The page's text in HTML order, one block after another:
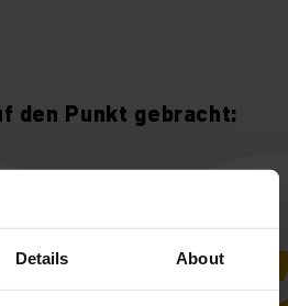
Details About
den Punkt gebracht: